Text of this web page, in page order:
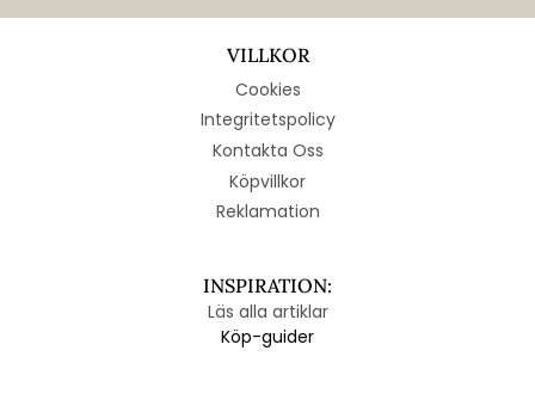
VILLKOR
Cookies
Integritetspolicy
Kontakta Oss
Köpvillkor
Reklamation
INSPIRATION:
Läs alla artiklar
Köp-guider